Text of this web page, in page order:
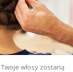
włosy zostaną